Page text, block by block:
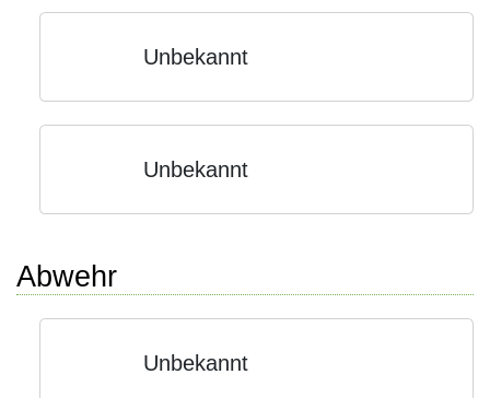
Unbekannt
Unbekannt
Abwehr
Unbekannt